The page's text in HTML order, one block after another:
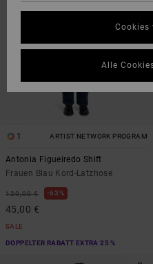
1 ARTIST NETWORK PROGRAM
Antonia Figueiredo Shift
Frauen Blau Kord-Latzhose
120,00 € 63%
45,00 €
SALE
DOPPELTER RABATT EXTRA 25 %
Cookies
Alle